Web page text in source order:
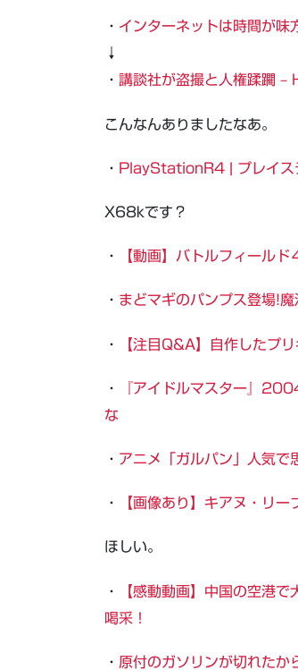
・ インターネットは時間が
↓
・ 講談社が盗撮と人権蹂躙
こんなんありましたなあ。
・ PlayStationR4 | プレイス
X68kです？
・ 【動画】バトルフィール
・ まどマギのパンプス登場!
・ 【注目Q&A】自作したプ
・
『アイドルマスター』
な
・ アニメ「ガルパン」人気
・ 【画像あり】キアヌ・リ
ほしい。
・
【感動動画】中国の空港
喝采！
・ 原付のガソリンが切れたか